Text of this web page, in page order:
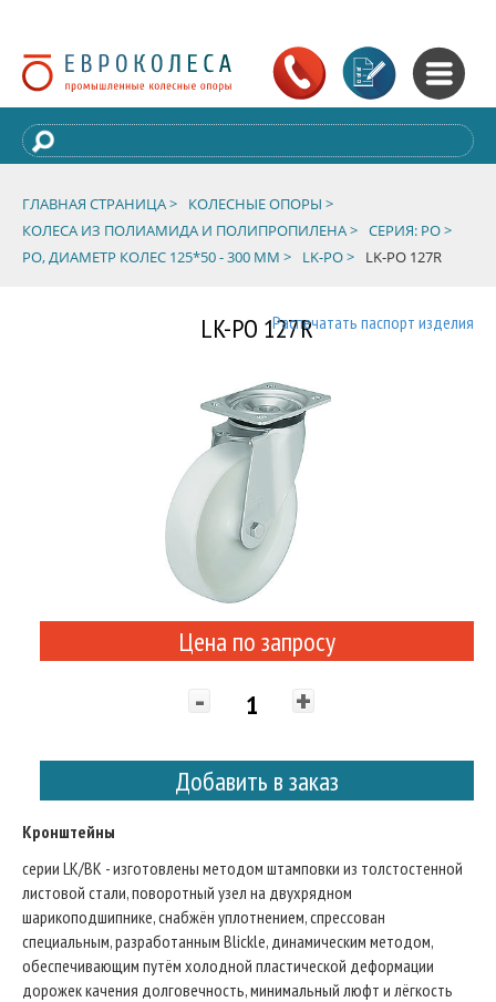
ГЛАВНАЯ СТРАНИЦА >
КОЛЕСНЫЕ ОПОРЫ >
КОЛЕСА ИЗ ПОЛИАМИДА И ПОЛИПРОПИЛЕНА > СЕРИЯ: PO >
PO, ДИАМЕТР КОЛЕС 125*50 - 300 ММ >
LK-PO > LK-PO 127R
LK-PO 127RРаспечатать паспорт изделия
Цена по запросу
- +
Добавить в заказ
Кронштейны
серии LK/BK - изготовлены методом штамповки из толстостенной
листовой стали, поворотный узел на двухрядном
шарикоподшипнике, снабжён уплотнением, спрессован
специальным, разработанным Blickle, динамическим методом,
обеспечивающим путём холодной пластической деформации
дорожек качения долговечность, минимальный люфт и лёгкость